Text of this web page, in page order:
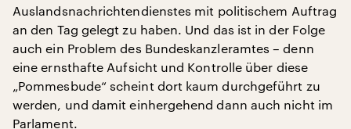
Auslandsnachrichtendienstes mit politischem Auftrag
an den Tag gelegt zu haben. Und das ist in der Folge
auch ein Problem des Bundeskanzleramtes – denn
eine ernsthafte Aufsicht und Kontrolle über diese
„Pommesbude“ scheint dort kaum durchgeführt zu
werden, und damit einhergehend dann auch nicht im
Parlament.